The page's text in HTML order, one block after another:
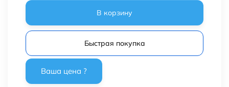
В корзину
Быстрая покупка